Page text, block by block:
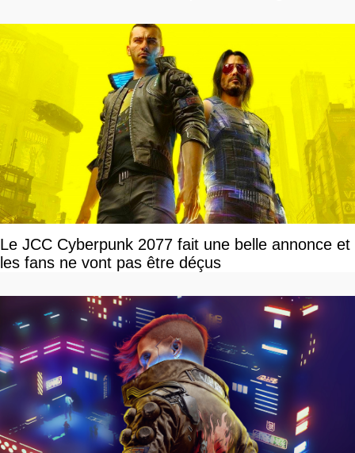
Le JCC Cyberpunk 2077 fait une belle annonce et
les fans ne vont pas être déçus